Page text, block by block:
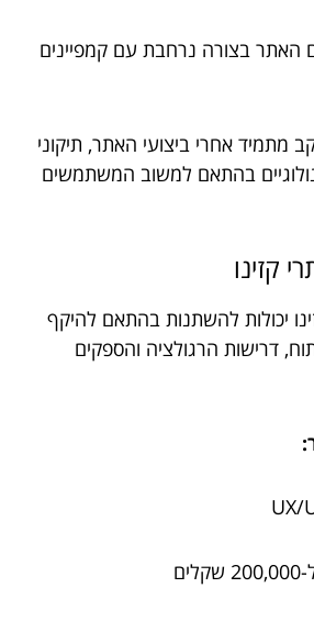
בצורה נרחבת עם קמפיינים
מתמיד אחרי ביצועי האתר, תיקוני
בהתאם למשוב המשתמשים
קזינו
יכולות להשתנות בהתאם להיקף
דרישות הרגולציה והספקים